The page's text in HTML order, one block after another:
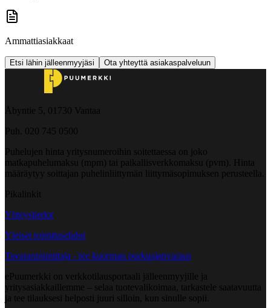
Ammattiasiakkaat
Etsi lähin jälleenmyyjäsi Ota yhteyttä asiakaspalveluun
Åbyntie 5, 01730 Vantaa
Puh. 020 745 0500
Puhelujen hinta yritysnumeroihin soitettaessa on joko
matkapuhelumaksu (mpm) tai paikallisverkkomaksu (pvm). Hinta
määräytyy soittajan puhelinliittymän liittymäsopimuksen perusteella.
Pikalinkit
Yhteystiedot
Yleiset toimitusehdot
Tavarantoimittaja - tee kuorman purkuajanvaraus
ePuumerkki on verkkotilausportaali jälleenmyyjille ja
yritysasiakkaillemme – selaa tuotevalikoimaa, tarkastele saatavuutta
ja tee tilauksesi helposti juuri silloin, kun sinulle sopii.